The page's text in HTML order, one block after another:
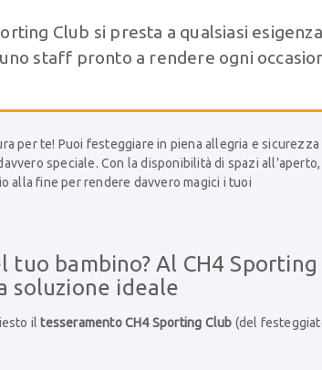
Club si presta a qualsiasi
staff pronto a rendere ogni
per te! Puoi festeggiare in piena allegria e sicurezza
speciale. Con la disponibilità di spazi
alla fine per rendere davvero magici i tuoi
bambino? Al CH4 Sporting
soluzione ideale
iltesseramento CH4 Sporting Club (del